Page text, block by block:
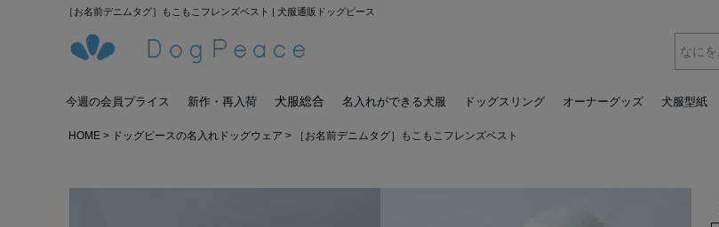
［お名前デニムタグ］もこもこフレンズベスト | 犬服通販ドッグピース
今週の会員プライス 新作・再入荷 犬服総合 名入れができる犬服 ドッグスリング オーナーグッズ 犬服型紙
HOME ドッグピースの名入れドッグウェア ［お名前デニムタグ］もこもこフレンズベスト